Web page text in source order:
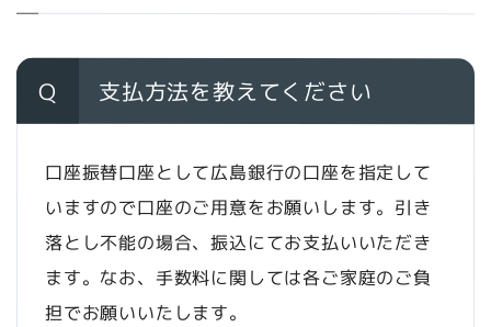
Q 支払方法を教えてください
口座振替口座として広島銀行の口座を指定して
いますので口座のご用意をお願いします。引き
落とし不能の場合、振込にてお支払いいただき
ます。なお、手数料に関しては各ご家庭のご負
担でお願いいたします。